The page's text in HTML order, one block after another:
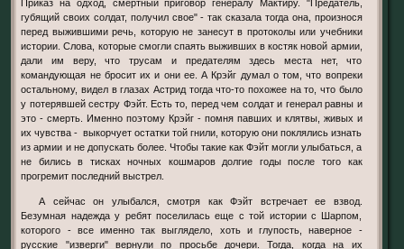
Приказ на одход, смертный приговор генералу Мактиру. "Предатель,
губящий своих солдат, получил свое" - так сказала тогда она, произнося
перед выжившими речь, которую не занесут в протоколы или учебники
истории. Слова, которые смогли спаять выживших в костяк новой армии,
дали им веру, что трусам и предателям здесь места нет, что
командующая не бросит их и они ее. А Крэйг думал о том, что вопреки
остальному, видел в глазах Астрид тогда что-то похожее на то, что было
у потерявшей сестру Фэйт. Есть то, перед чем солдат и генерал равны и
это - смерть. Именно поэтому Крэйг - помня павших и клятвы, живых и
их чувства - выкорчует остатки той гнили, которую они поклялись изнать
из армии и не допускать более. Чтобы такие как Фэйт могли улыбаться, а
не бились в тисках ночных кошмаров долгие годы после того как
прогремит последний выстрел.
А сейчас он улыбался, смотря как Фэйт встречает ее взвод.
Безумная надежда у ребят поселилась еще с той истории с Шарпом,
которого - все именно так выглядело, хоть и глупость, наверное -
русские "изверги" вернули по просьбе дочери. Тогда, когда на их